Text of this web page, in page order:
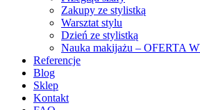
Zakupy ze stylistką
Warsztat stylu
Dzień ze stylistką
Nauka makijażu – OFERTA
Referencje
Blog
Sklep
Kontakt